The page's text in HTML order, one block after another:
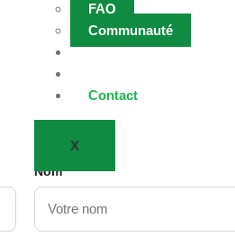
FAQ
Communauté
Nos Distributeurs
Contact
X
Nom*